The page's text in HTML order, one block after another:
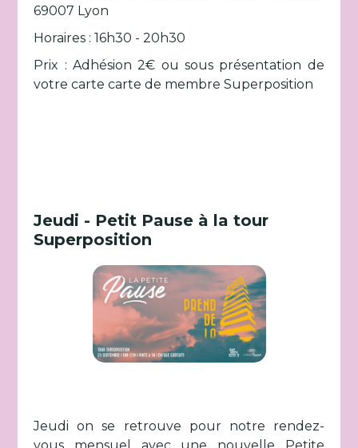
69007 Lyon
Horaires : 16h30 - 20h30
Prix : Adhésion 2€ ou sous présentation de
votre carte carte de membre Superposition
Jeudi - Petit Pause à la tour
Superposition
Jeudi on se retrouve pour notre rendez-